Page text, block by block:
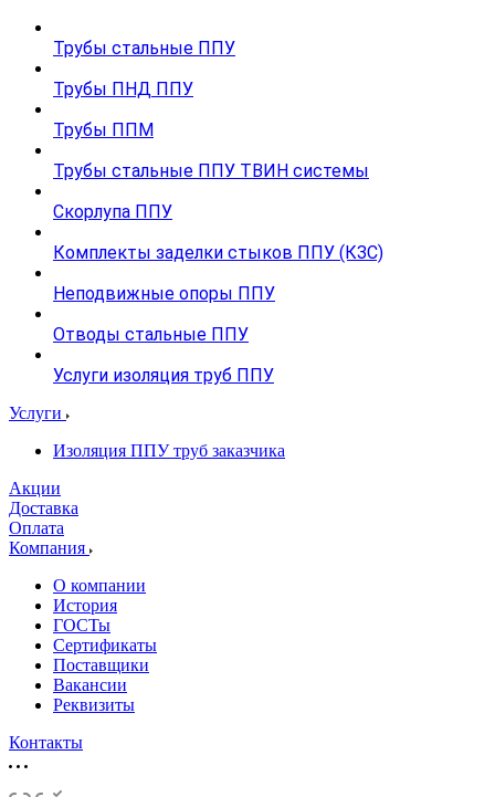
Трубы стальные ППУ
Трубы ПНД ППУ
Трубы ППМ
Трубы стальные ППУ ТВИН системы
Скорлупа ППУ
Комплекты заделки стыков ППУ (КЗС)
Неподвижные опоры ППУ
Отводы стальные ППУ
Услуги изоляция труб ППУ
Услуги
Изоляция ППУ труб заказчика
Акции
Доставка
Оплата
Компания
О компании
История
ГОСТы
Сертификаты
Поставщики
Вакансии
Реквизиты
Контакты